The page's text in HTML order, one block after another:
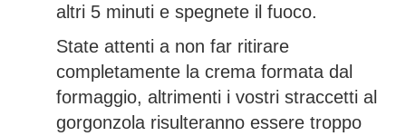
altri 5 minuti e spegnete il fuoco.
State attenti a non far ritirare
completamente la crema formata dal
formaggio, altrimenti i vostri straccetti al
gorgonzola risulteranno essere troppo